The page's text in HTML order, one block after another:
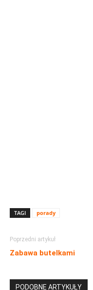
TAGI porady
Poprzedni artykuł
Zabawa butelkami
PODOBNE ARTYKUŁY